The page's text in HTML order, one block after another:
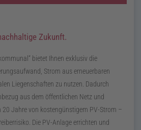
Zukunft.
kommunal
bietet Ihnen exklusiv die
Strom aus erneuerbaren
Liegenschaften zu nutzen. Dadurch
aus dem öffentlichen Netz und
Jahre von kostengünstigem PV-Strom –
Die PV-Anlage errichten und